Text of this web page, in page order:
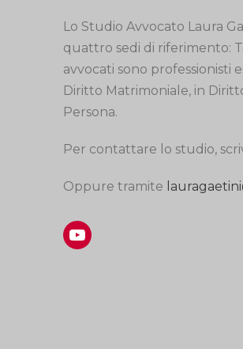
Lo Studio Avvocato Laura
quattro sedi di riferimento:
avvocati sono professionisti
Diritto Matrimoniale, in
Persona.
Per contattare lo studio,
Oppure tramite
YouTube